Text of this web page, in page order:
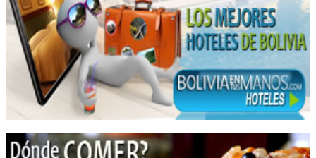
Hostales
Hostel
Hotelería
Apart Hoteles